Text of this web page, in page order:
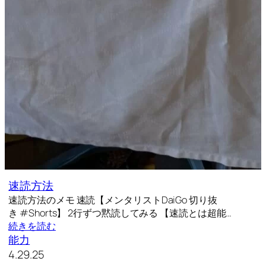
速読方法
速読方法のメモ 速読【メンタリストDaiGo 切り抜
き #Shorts】 2行ずつ黙読してみる 【速読とは超能…
続きを読む
能力
4.29.25